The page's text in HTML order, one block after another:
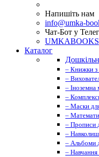
Напишіть нам
info@umka-
Чат-Бот у
UMKABOOKS
Каталог
– Книжки з
–
– Іноземна
–
– Маски
–
– Прописи
–
– Альбоми
–